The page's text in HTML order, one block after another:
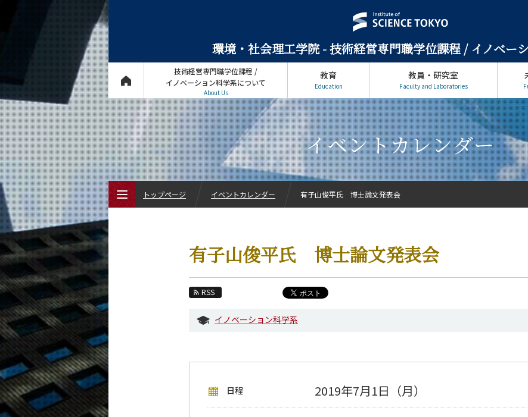
環境・社会理工学院 -技術経営専門職学位課程 / イノベー
技術経営専門職学位課程 /
イノベーション科学系について
About Us
教育
Education
教員・研究室
Faculty and Laboratories
イベントカレンダー
有子山俊平氏 博士論文発表会
RSS
イノベーション科学系
日程 2019年7月1日（月）
トップページ イベントカレンダー 有子山俊平氏 博士論文発表会
技術経営専門職学位課程 / イノベーション科学系について